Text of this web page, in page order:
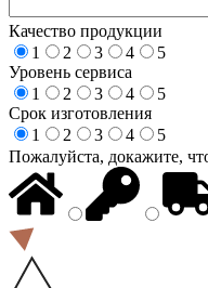
Качество продукции
1
2 3 4
5
Уровень сервиса
1
2 3 4
5
Срок изготовления
1
2 3 4
5
Пожалуйста, докажите,